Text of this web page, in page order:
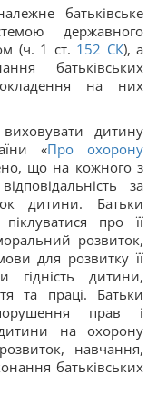
батьківське
державного
(ч. 1 ст. 152 СК), а
батьківських
на них
дитину
«Про охорону
що на кожного з
за
дитини. Батьки
про її
розвиток,
для розвитку її
гідність дитини,
та праці. Батьки
прав і
на охорону
навчання,
батьківських